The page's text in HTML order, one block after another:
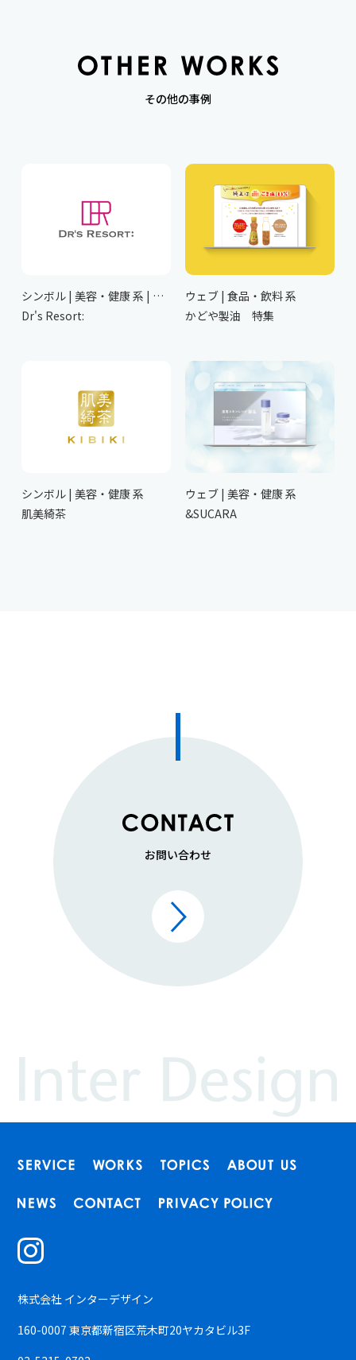
その他の事例
シンボル | 美容・健康 系 | 病院・医療 系
Dr's Resort:
ウェブ | 食品・飲料 系
かどや製油 特集
シンボル | 美容・健康 系
肌美綺茶
ウェブ | 美容・健康 系
&SUCARA
お問い合わせ
株式会社 インターデザイン
160-0007 東京都新宿区荒木町20ヤカタビル3F